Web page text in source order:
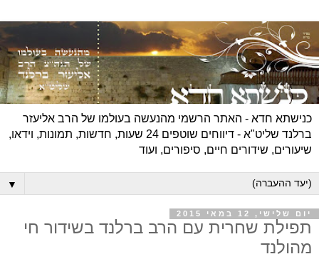
כנישתא חדא - האתר הרשמי מהנעשה בעולמו של הרב אליעזר
ברלנד שליט"א - דיווחים שוטפים 24 שעות, חדשות, תמונות, וידאו,
שיעורים, שידורים חיים, סיפורים, ועוד
▼
יום שלישי, 12 במאי 2015
תפילת שחרית עם הרב ברלנד בשידור חי
מהולנד